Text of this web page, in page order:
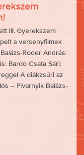
III. Gyerekszem
a versenyfilmek
Roder András:
Bardo Csata Sári:
A diákzsűri az
– Pivarnyik Balázs-